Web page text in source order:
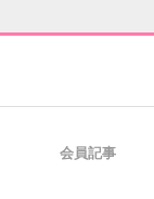
会員記事